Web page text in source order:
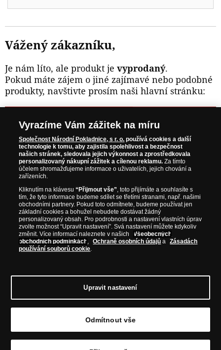
Vážený zákazníku,
Je nám líto, ale produkt je vyprodaný.
Pokud máte zájem o jiné zajímavé nebo podobné
produkty, navštivte prosím naši hlavní stránku:
NAVŠTIVTE ZAJÍMAVÉ PRODUKTY NA
WWW.NARODNIPOKLADNICE.CZ
Prosím informujte mě, jakmile bude produkt opět skladem.
NAŠE ZÁRUKY
Bezpečný nákup
Certifikát SSL
Komfortní doručení
© Copyright 2026 - Národní Pokladnice, s. r. o.; Karolinská 661/4, 186 00 Praha 8; Tel.:
CZ28507622
Vyrazíme Vám zážitek na míru
Společnost Národní Pokladnice, s r. o. používá cookies a další
technologie k tomu, aby zajistila spolehlivost a bezpečnost
našich stránek, sledovala jejich výkonnost a zprostředkovala
personalizovaný nákupní zážitek a cílenou reklamu. Za tímto
účelem shromažďujeme informace o uživatelích, jejich chování a
zařízeních.
Kliknutím na klávesu“Přijmout vše”, toto přijímáte a souhlasíte s
tím, že tyto informace budeme sdílet se třetími stranami, např. našimi
obchodními partnery. Pokud toto odmítnete, budeme používat jen
základní cookies a bohužel nebudete dostávat žádný
personalizovaný obsah. Pro podrobnosti a nastavení vlastních úprav
zvolte možnost “Upravit nastavení”. Svá nastavení můžete kdykoliv
změnit. Více informací naleznete v našich
Všeobecných
obchodních podmínkách , Ochraně osobních údajů a
Zásadách
používání souborů cookie.
Upravit nastavení
Odmítnout vše